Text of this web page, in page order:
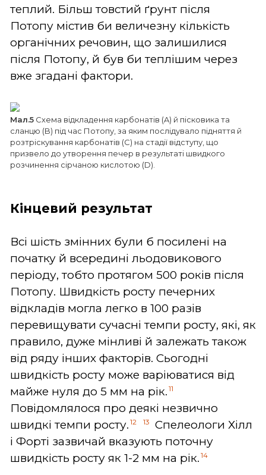
теплий. Більш товстий ґрунт після
Потопу містив би величезну кількість
органічних речовин, що залишилися
після Потопу, й був би теплішим через
вже згадані фактори.
Мал.5 Схема відкладення карбонатів (A) й пісковика та
сланцю (B) під час Потопу, за яким послідувало підняття й
розтріскування карбонатів (C) на стадії відступу, що
призвело до утворення печер в результаті швидкого
розчинення сірчаною кислотою (D).
Кінцевий результат
Всі шість змінних були б посилені на
початку й всередині льодовикового
періоду, тобто протягом 500 років після
Потопу. Швидкість росту печерних
відкладів могла легко в 100 разів
перевищувати сучасні темпи росту, які, як
правило, дуже мінливі й залежать також
від ряду інших факторів. Сьогодні
швидкість росту може варіюватися від
майже нуля до 5 мм на рік. 11
Повідомлялося про деякі незвично
швидкі темпи росту. 12 13
Спелеологи Хілл
і Форті зазвичай вказують поточну
швидкість росту як 1-2 мм на рік. 14